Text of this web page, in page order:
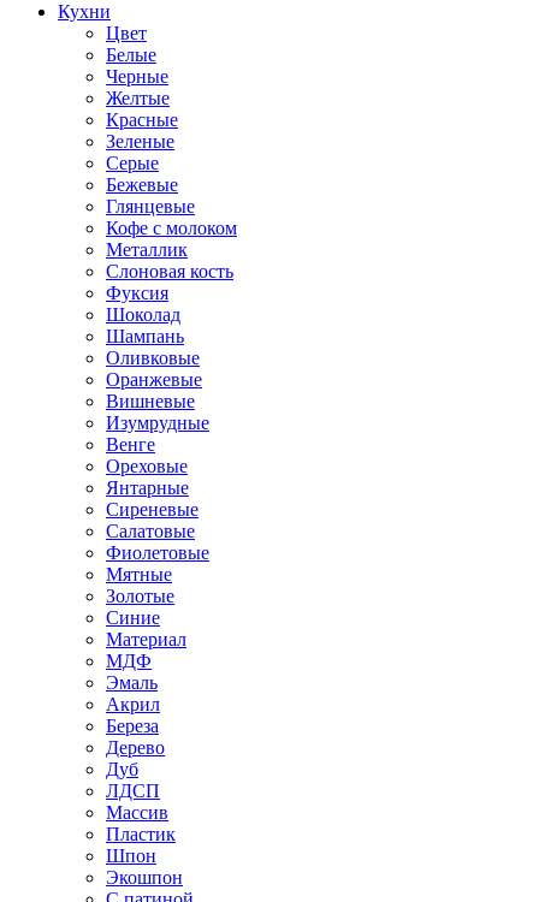
Кухни
Цвет
Белые
Черные
Желтые
Красные
Зеленые
Серые
Бежевые
Глянцевые
Кофе с молоком
Металлик
Слоновая кость
Фуксия
Шоколад
Шампань
Оливковые
Оранжевые
Вишневые
Изумрудные
Венге
Ореховые
Янтарные
Сиреневые
Салатовые
Фиолетовые
Мятные
Золотые
Синие
Материал
МДФ
Эмаль
Акрил
Береза
Дерево
Дуб
ЛДСП
Массив
Пластик
Шпон
Экошпон